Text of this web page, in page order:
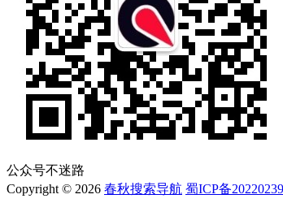
公众号不迷路
Copyright © 2026 春秋搜索导航 蜀ICP备